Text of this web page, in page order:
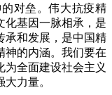
对垒。伟大抗疫精
化基因一脉相承，是
承和发展，是中国精
神的内涵。我们要在
为全面建设社会主义
力量。